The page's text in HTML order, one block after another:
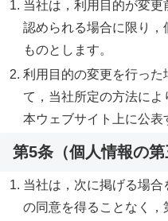
当社は，利用目的が変
認められる場合に限り
ものとします。
利用目的の変更を行っ
て，当社所定の方法に
本ウェブサイト上に公表
第5条（個人情報の第
当社は，次に掲げる場
の同意を得ることなく，